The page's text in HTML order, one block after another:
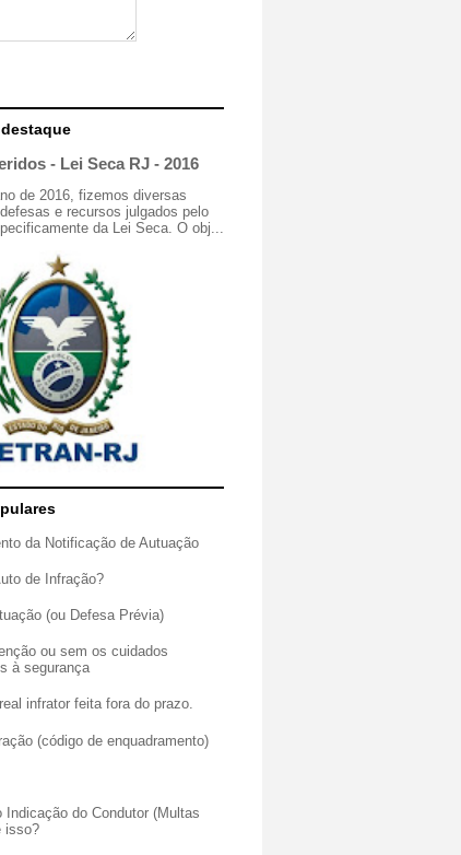
- Lei Seca RJ - 2016
de 2016, fizemos diversas
e recursos julgados pelo
da Lei Seca. O obj...
da Notificação de Autuação
de Infração?
(ou Defesa Prévia)
ou sem os cuidados
à segurança
infrator feita fora do prazo.
(código de enquadramento)
Indicação do Condutor (Multas
isso?